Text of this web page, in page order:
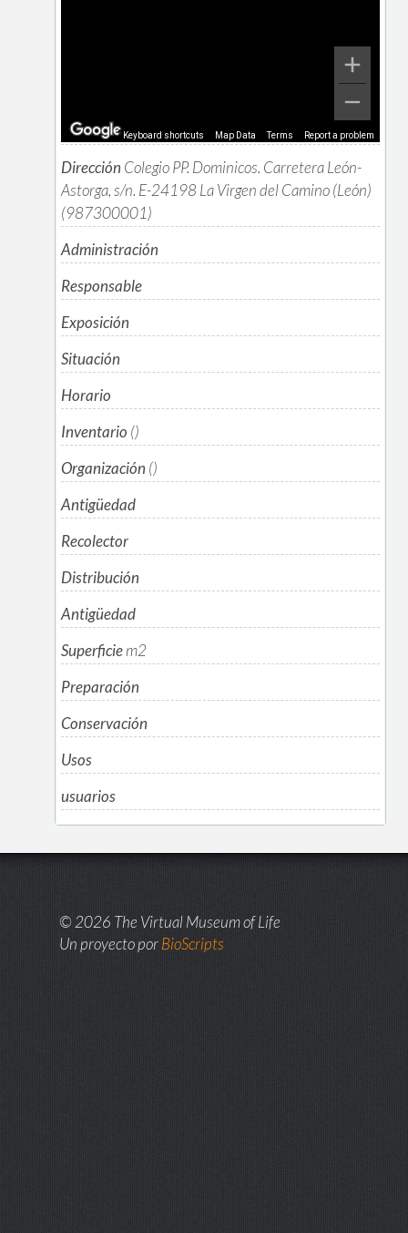
Keyboard shortcuts Map Data Terms Report a problem
Dirección Colegio PP. Dominicos. Carretera León-
Astorga, s/n. E-24198 La Virgen del Camino (León)
(987300001)
Administración
Responsable
Exposición
Situación
Horario
Inventario ()
Organización ()
Antigüedad
Recolector
Distribución
Antigüedad
Superficiem2
Preparación
Conservación
Usos
usuarios
© 2026 The Virtual Museum of Life
Un proyecto porBioScripts